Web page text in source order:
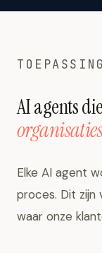
AI agents
Elke AI agent
proces. Dit zijn
waar onze